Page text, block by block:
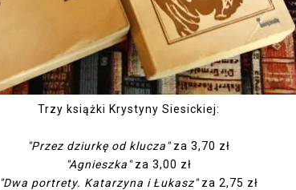
Trzy książki Krystyny Siesickiej:
"Przez dziurkę od klucza"za 3,70 zł
"Agnieszka"za 3,00 zł
"Dwa portrety. Katarzyna i Łukasz"za 2,75 zł